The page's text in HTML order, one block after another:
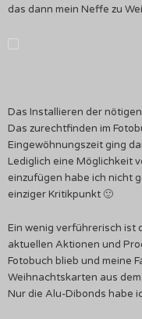
das dann mein Neffe zu
Das Installieren der
Das zurechtfinden im
Eingewöhnungszeit ging
Lediglich eine Möglichkeit
einzufügen habe ich nicht
einziger Kritikpunkt 🙂
Ein wenig verführerisch ist
aktuellen Aktionen und
Fotobuch blieb und meine
Weihnachtskarten aus
Nur die Alu-Dibonds habe